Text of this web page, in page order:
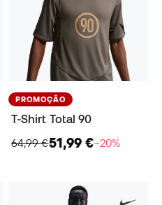
PROMOÇÃO
T-Shirt Total 90
64,99 €51,99 €−20%